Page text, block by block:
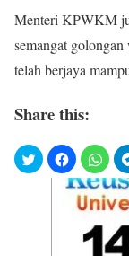
Menteri KPWKM
semangat
telah berjaya
Share this: